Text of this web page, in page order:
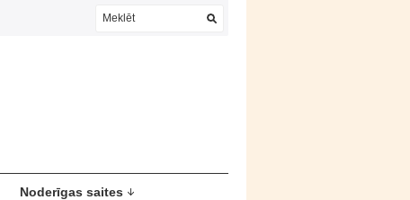
Noderīgas saites